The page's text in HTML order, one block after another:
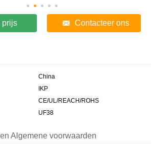
prijs Contacteer ons
China
IKP
CE/UL/REACH/ROHS
UF38
Algemene voorwaarden